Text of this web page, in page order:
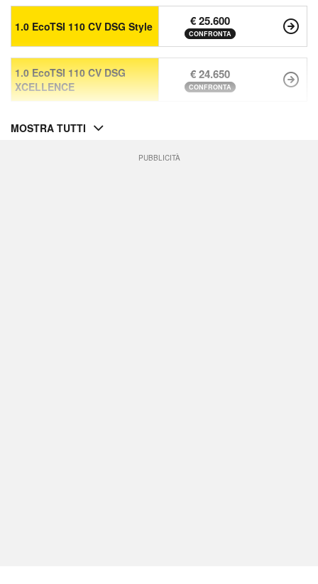
1.0 EcoTSI 110 CV DSG Style € 25.600
CONFRONTA
1.0 EcoTSI 110 CV DSG
XCELLENCE
€ 24.650
CONFRONTA
MOSTRA TUTTI
PUBBLICITÀ